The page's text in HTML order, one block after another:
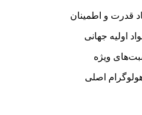
قدرت و اطمینان
اولیه جهانی
ویژه
اصلی